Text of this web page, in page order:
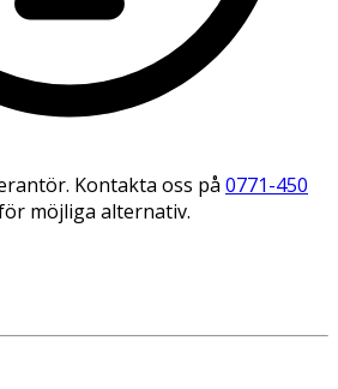
Kontakta oss på 0771-450
möjliga alternativ.